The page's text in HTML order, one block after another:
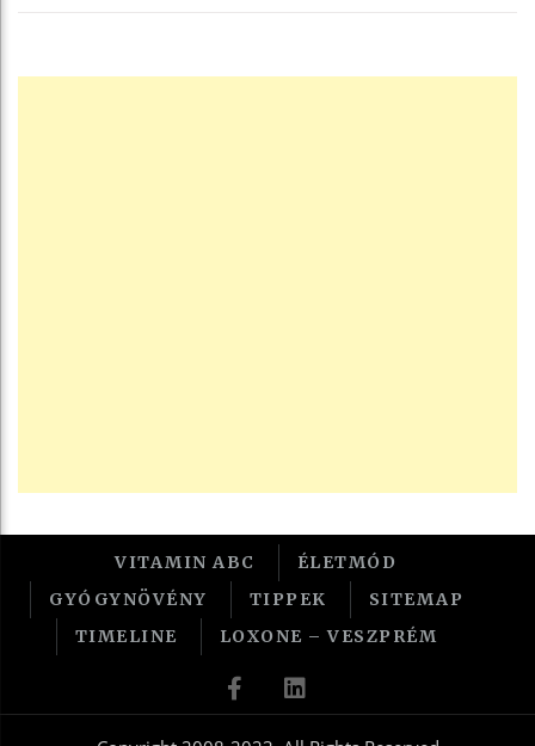
VITAMIN ABC
ÉLETMÓD
GYÓGYNÖVÉNY
TIPPEK
SITEMAP
TIMELINE
LOXONE – VESZPRÉM